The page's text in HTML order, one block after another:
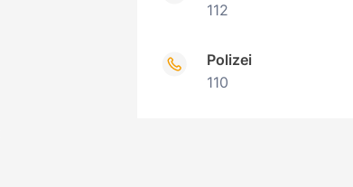
112
Polizei
110